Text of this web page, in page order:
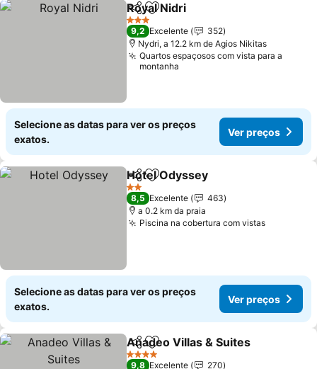
PartilharAdicionar aos favoritos
Royal Nidri
3 Estrelas
9,2 Excelente
352
Nydri, a 12.2 km de Agios Nikitas
Quartos espaçosos com vista para a
montanha
Selecione as datas para ver os preços
exatos.
Ver preços
PartilharAdicionar aos favoritos
Hotel Odyssey
2 Estrelas
8,5 Excelente
463
a 0.2 km da praia
Piscina na cobertura com vistasVer
Selecione as datas para ver os preços
exatos.
Ver preços
PartilharAdicionar aos favoritos
Anadeo Villas & Suites
4 Estrelas
9,8 Excelente
270